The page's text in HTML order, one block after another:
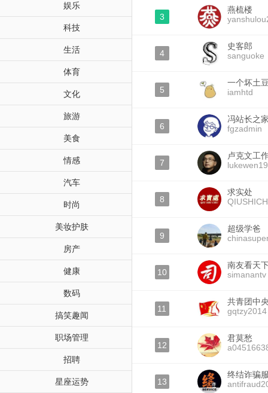
娱乐
科技
生活
体育
文化
旅游
美食
情感
汽车
时尚
美妆护肤
房产
健康
数码
搞笑趣闻
职场管理
招聘
星座运势
3
燕梳楼
4
史客郎
sanguoke
5
一个坏土
iamhtd
6
冯站长之
fgzadmin
7
卢克文工
8
求实处
9
超级学爸
10
南友看天
simanantv
11
共青团中
gqtzy2014
12
君莫愁
13
终结诈骗